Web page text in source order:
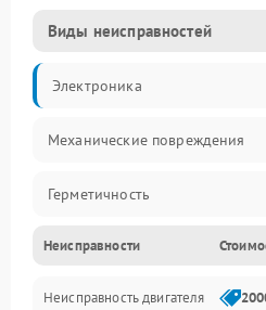
Виды неисправностей
Электроника
Механические повреждения
Герметичность
Механика
Электропитание
Неисправности
Неисправность двигателя